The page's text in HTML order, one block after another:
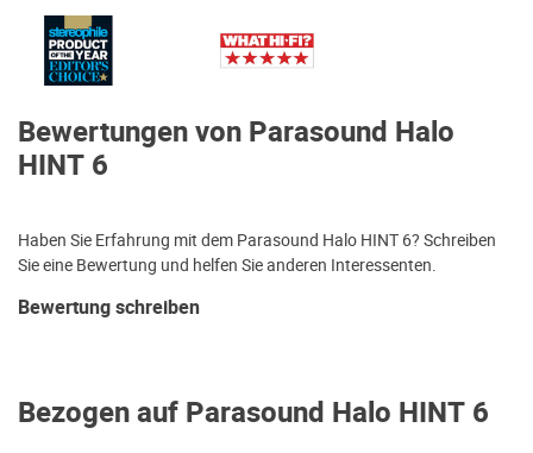
Bewertungen von Parasound Halo
HINT 6
Haben Sie Erfahrung mit dem Parasound Halo HINT 6? Schreiben
Sie eine Bewertung und helfen Sie anderen Interessenten.
Bewertung schreiben
Bezogen auf Parasound Halo HINT 6